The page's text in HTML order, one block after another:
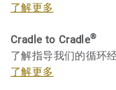
了解更多
Cradle to Cradle®
了解指导我们的循环
了解更多